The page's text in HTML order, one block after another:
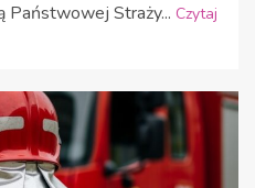
Państwowej Straży... Czytaj